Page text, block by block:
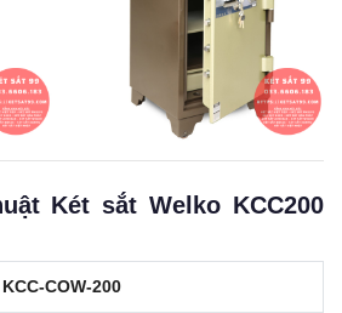
Két sắt Welko KCC200
KCC-COW-200